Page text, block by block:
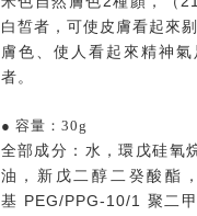
白皙者，可使皮膚看起來
膚色、使人看起來精神
者。
● 容量： 30g
全部成分：水，環戊硅氧
油，新戊二醇二癸酸酯
基 PEG/PPG-10/1 聚二